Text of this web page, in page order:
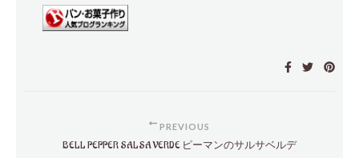
PREVIOUS
BELL PEPPER SALSA VERDE ピーマンのサルサベルデ